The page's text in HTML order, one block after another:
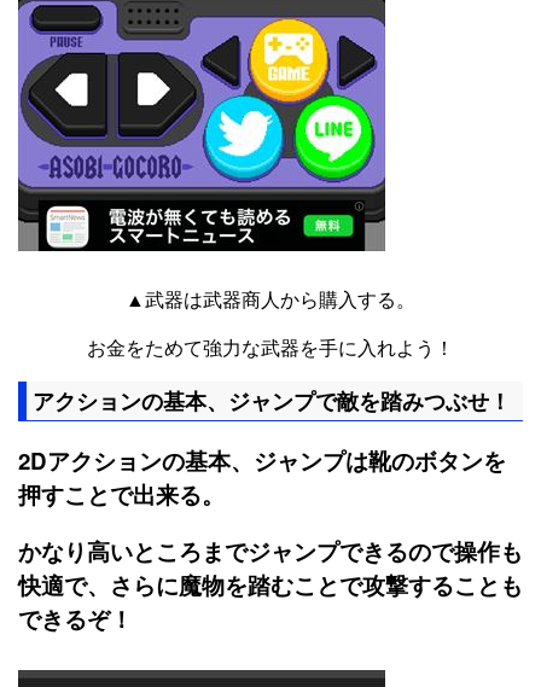
▲武器は武器商人から購入する。
お金をためて強力な武器を手に入れよう！
アクションの基本、ジャンプで敵を踏みつぶせ！
2Dアクションの基本、ジャンプは靴のボタンを
押すことで出来る。
かなり高いところまでジャンプできるので操作も
快適で、さらに魔物を踏むことで攻撃することも
できるぞ！